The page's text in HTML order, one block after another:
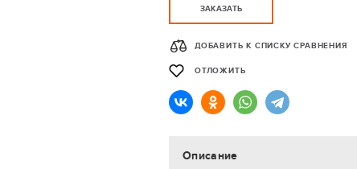
ЗАКАЗАТЬ
ДОБАВИТЬ К СПИСКУ СРАВНЕНИЯ
ОТЛОЖИТЬ
Описание